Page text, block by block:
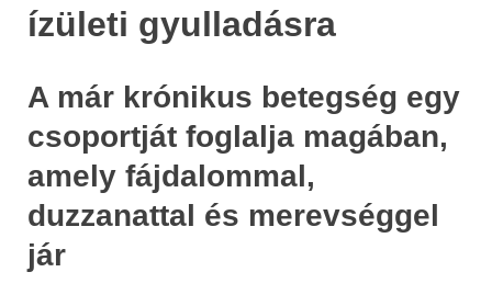
ízületi gyulladásra
A már krónikus betegség egy
csoportját foglalja magában,
amely fájdalommal,
duzzanattal és merevséggel
jár